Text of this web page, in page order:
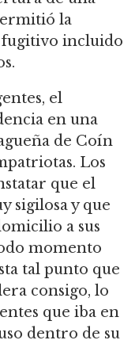
la
fugitivo incluido
el
en una
de Coín
Los
que el
sigilosa y que
a sus
momento
tal punto que
consigo, lo
que iba en
dentro de su